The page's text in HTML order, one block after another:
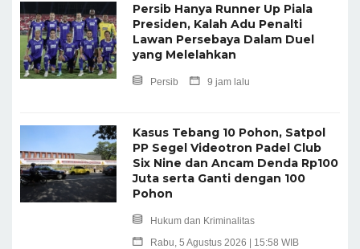
Persib Hanya Runner Up Piala
Presiden, Kalah Adu Penalti
Lawan Persebaya Dalam Duel
yang Melelahkan
Persib 9 jam lalu
Kasus Tebang 10 Pohon, Satpol
PP Segel Videotron Padel Club
Six Nine dan Ancam Denda Rp100
Juta serta Ganti dengan 100
Pohon
Hukum dan Kriminalitas
Rabu, 5 Agustus 2026 | 15:58 WIB